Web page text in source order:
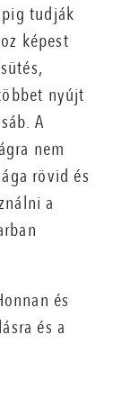
tudják
képest
nyújt
A
nem
rövid és
a
és
és a